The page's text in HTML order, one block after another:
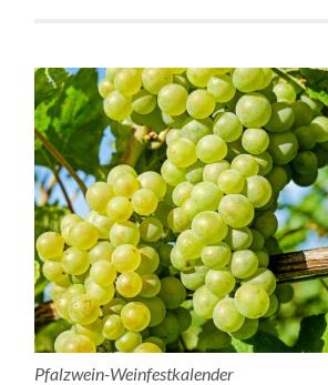
Pfalzwein-Weinfestkalender